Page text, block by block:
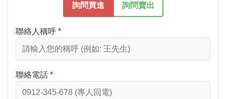
詢問買進 詢問賣出
聯絡人稱呼
聯絡電話